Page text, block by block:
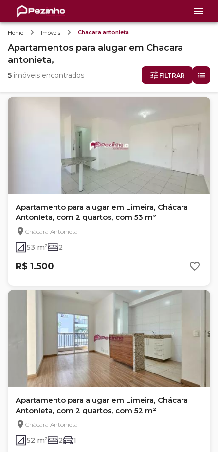
Home Imóveis Chacara antonieta
Apartamentos para alugar em Chacara
antonieta,
5 imóveis encontrados FILTRAR
Apartamento para alugar em Limeira, Chácara
Antonieta, com 2 quartos, com 53 m²
Chácara Antonieta
53 m² 2
R$ 1.500
Apartamento para alugar em Limeira, Chácara
Antonieta, com 2 quartos, com 52 m²
Chácara Antonieta
52 m² 2 1